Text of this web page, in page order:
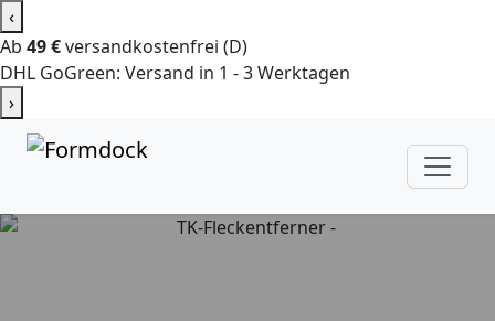
‹
Ab 49 €versandkostenfrei (D)
DHL GoGreen: Versand in 1 - 3 Werktagen
›